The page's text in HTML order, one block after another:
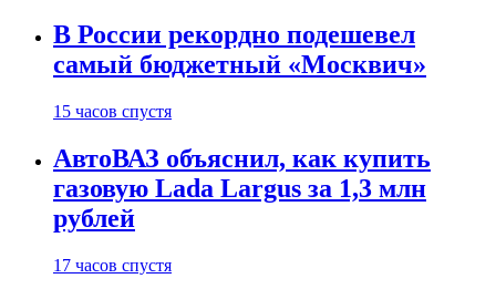
В России рекордно подешевел
самый бюджетный «Москвич»
15 часов спустя
АвтоВАЗ объяснил, как купить
газовую Lada Largus за 1,3 млн
рублей
17 часов спустя